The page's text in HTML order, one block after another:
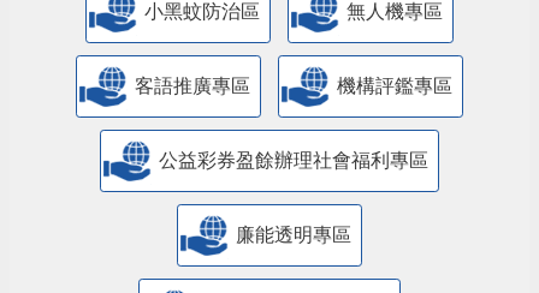
小黑蚊防治區 無人機專區
客語推廣專區 機構評鑑專區
公益彩券盈餘辦理社會福利專區
廉能透明專區